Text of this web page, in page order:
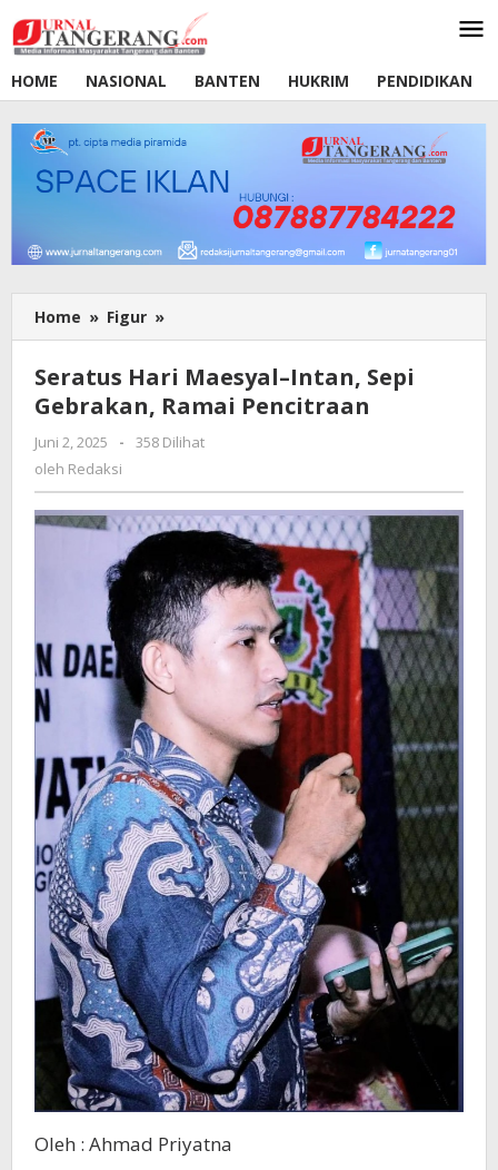
ke
konten
HOME
NASIONAL BANTEN HUKRIM PENDIDIKAN
Home » Figur »
Hari
Intan,
Sepi
Gebrakan,
Seratus Hari Maesyal–Intan, Sepi
Gebrakan, Ramai Pencitraan
Juni 2, 2025
oleh
Redaksi
-
358 Dilihat
oleh Redaksi
Oleh : Ahmad Priyatna